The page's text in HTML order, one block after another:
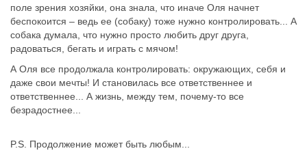
поле зрения хозяйки, она знала, что иначе Оля начнет
беспокоится – ведь ее (собаку) тоже нужно контролировать... А
собака думала, что нужно просто любить друг друга,
радоваться, бегать и играть с мячом!
А Оля все продолжала контролировать: окружающих, себя и
даже свои мечты! И становилась все ответственнее и
ответственнее... А жизнь, между тем, почему-то все
безрадостнее...
P.S. Продолжение может быть любым...